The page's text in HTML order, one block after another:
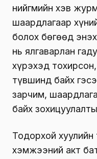
нийгмийн хэв
шаардлагаар
болох бөгөөд
нь ялгаварлан
хүрэхэд
түвшинд байх
зарчим,
байх
Тодорхой
хэмжээний акт